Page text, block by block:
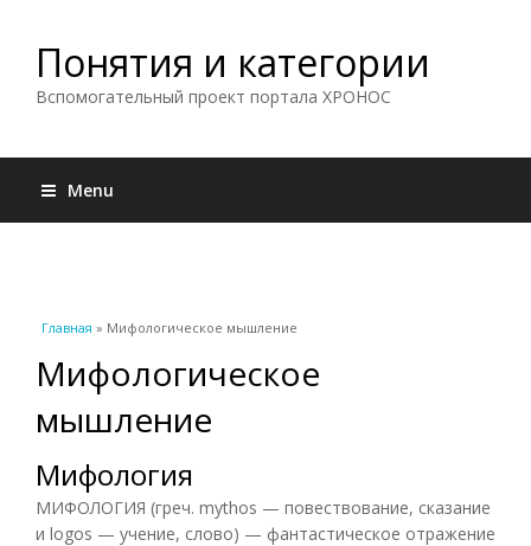
Понятия и категории
Вспомогательный проект портала ХРОНОС
Menu
Вы здесь
Главная » Мифологическое мышление
Мифологическое
мышление
Мифология
МИФОЛОГИЯ (греч. mythos — повествование, сказание
и logos — учение, слово) — фантастическое отражение